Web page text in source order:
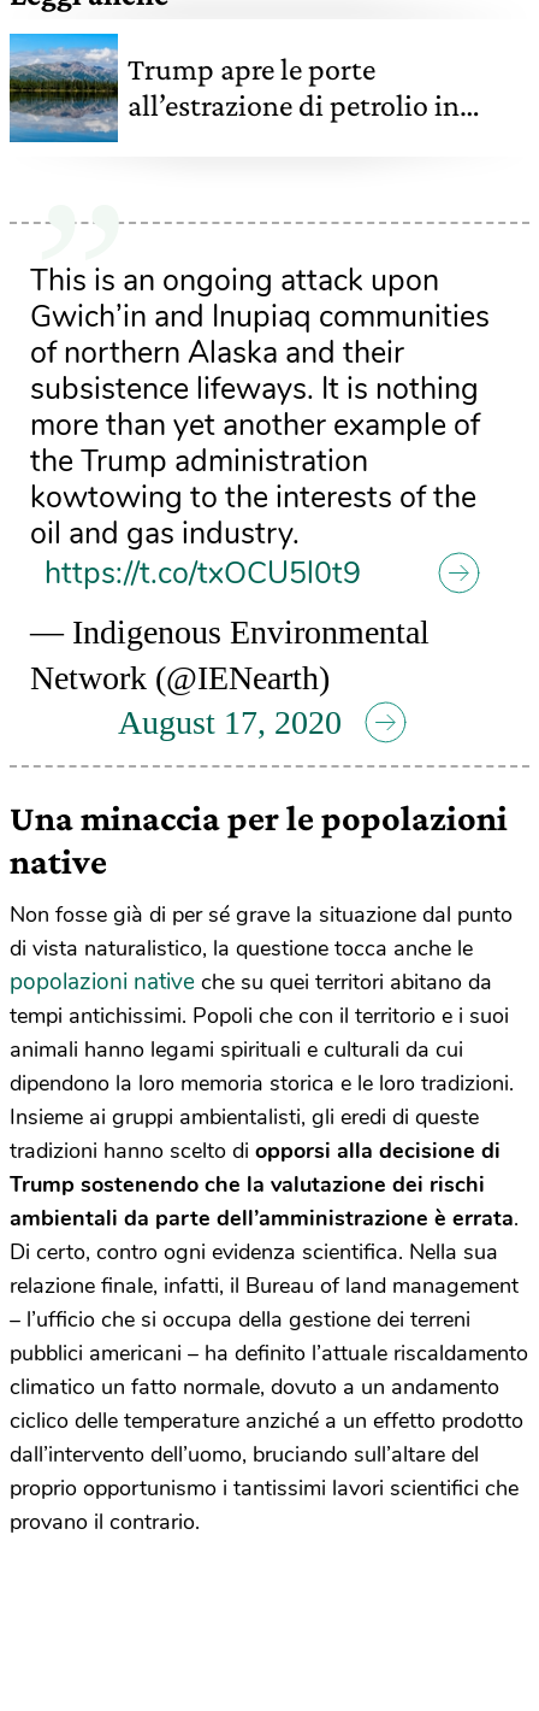
Trump apre le porte
all’estrazione di petrolio in
This is an ongoing attack upon
Gwich’in and Inupiaq communities
of northern Alaska and their
subsistence lifeways. It is nothing
more than yet another example of
the Trump administration
kowtowing to the interests of the
oil and gas industry.
https://t.co/txOCU5l0t9
— Indigenous Environmental
Network (@IENearth)
August 17, 2020
Una minaccia per le popolazioni
native
Non fosse già di per sé grave la situazione dal punto
di vista naturalistico, la questione tocca anche le
popolazioni native che su quei territori abitano da
tempi antichissimi. Popoli che con il territorio e i suoi
animali hanno legami spirituali e culturali da cui
dipendono la loro memoria storica e le loro tradizioni.
Insieme ai gruppi ambientalisti, gli eredi di queste
tradizioni hanno scelto di opporsi alla decisione di
Trump sostenendo che la valutazione dei rischi
ambientali da parte dell’amministrazione è errata.
Di certo, contro ogni evidenza scientifica. Nella sua
relazione finale, infatti, il Bureau of land management
– l’ufficio che si occupa della gestione dei terreni
pubblici americani – ha definito l’attuale riscaldamento
climatico un fatto normale, dovuto a un andamento
ciclico delle temperature anziché a un effetto prodotto
dall’intervento dell’uomo, bruciando sull’altare del
proprio opportunismo i tantissimi lavori scientifici che
provano il contrario.